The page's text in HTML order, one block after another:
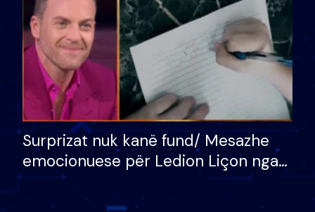
Surprizat nuk kanë fund/ Mesazhe
emocionuese për Ledion Liçon nga
nëna dhe fëmijët e tij, moderatori
nuk i mban dot lotët: Nuk meritoj…